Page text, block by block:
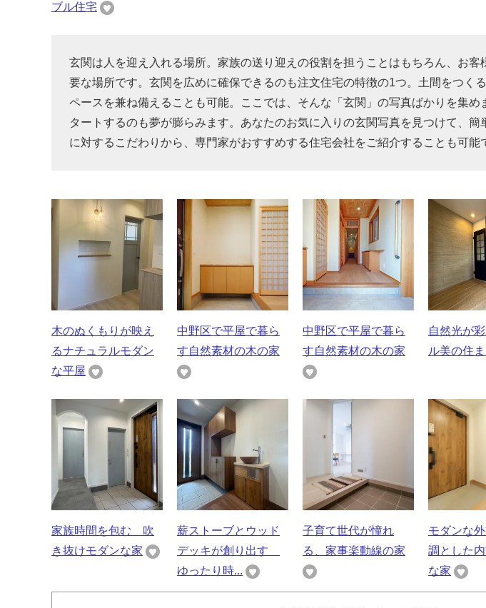
ブル住宅
玄関は人を迎え入れる場所。家族の送り迎えの役割を担うことはもちろん、お客
要な場所です。玄関を広めに確保できるのも注文住宅の特徴の1つ。土間をつく
ペースを兼ね備えることも可能。ここでは、そんな「玄関」の写真ばかりを集め
タートするのも夢が膨らみます。あなたのお気に入りの玄関写真を見つけて、簡
に対するこだわりから、専門家がおすすめする住宅会社をご紹介することも可能
木のぬくもりが映え
るナチュラルモダン
な平屋
中野区で平屋で暮ら
す自然素材の木の家
中野区で平屋で暮ら
す自然素材の木の家
自然光が
ル美の住
家族時間を包む 吹
き抜けモダンな家
薪ストーブとウッド
デッキが創り出す
ゆったり時...
子育て世代が憧れ
る、家事楽動線の家
モダンな
調とした
な家